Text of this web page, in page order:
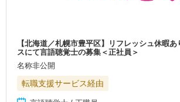
【北海道／札幌市豊平区】リフレッシュ休暇
スにて言語聴覚士の募集＜正社員＞
名称非公開
転職支援サービス経由